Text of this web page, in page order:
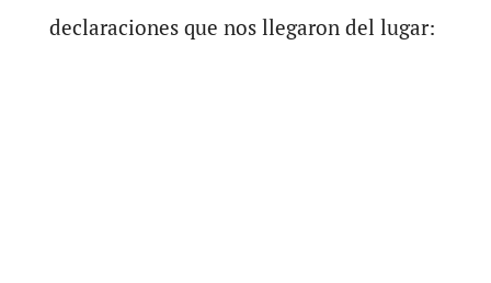
declaraciones que nos llegaron del lugar: